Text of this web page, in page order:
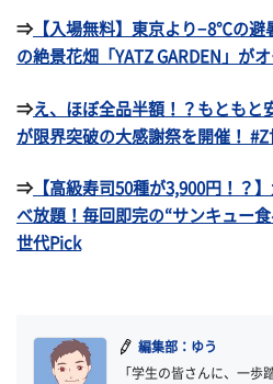
⇒【入場無料】東京より−8℃の避
の絶景花畑「YATZ GARDEN」が
⇒え、ほぼ全品半額！？もともと
が限界突破の大感謝祭を開催！
⇒【高級寿司50種が3,900円！？
べ放題！毎回即完の“サンキュー
世代Pick
編集部：ゆう
「学生の皆さんに、一歩